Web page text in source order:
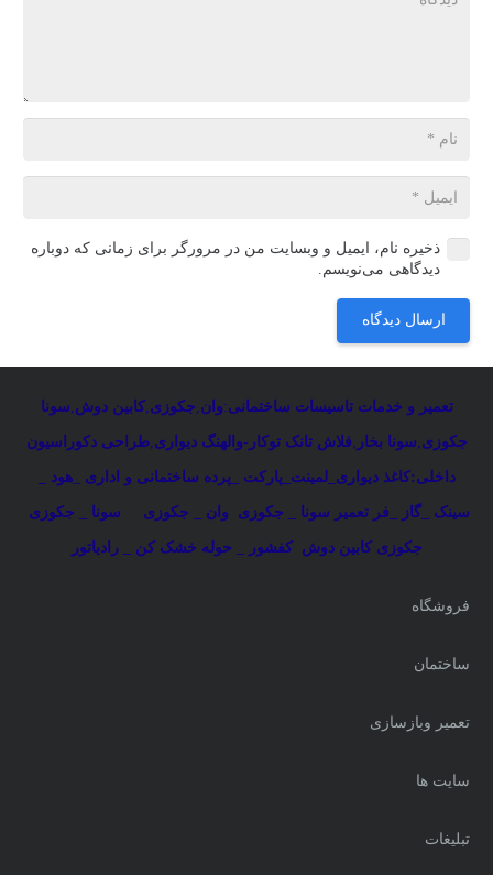
ذخیره نام، ایمیل و وبسایت من در مرورگر برای زمانی که دوباره
دیدگاهی می‌نویسم.
ارسال دیدگاه
تعمیر و خدمات تاسیسات ساختمانی:وان جکوزی ,کابین دوش سونا
جکوزی سونا بخار فلاش تانک توکار-والهنگ دیواری ,طراحی دکوراسیون
داخلی:کاغذ دیواری_لمینت_پارکت _پرده ساختمانی و اداری _هود _
سینک _گاز _فر تعمیر سونا _ جکوزی وان _ جکوزی سونا _ جکوزی
جکوزی کابین دوش کفشور _ حوله خشک کن _ رادیاتور
فروشگاه
ساختمان
تعمیر وبازسازی
سایت ها
تبلیغات